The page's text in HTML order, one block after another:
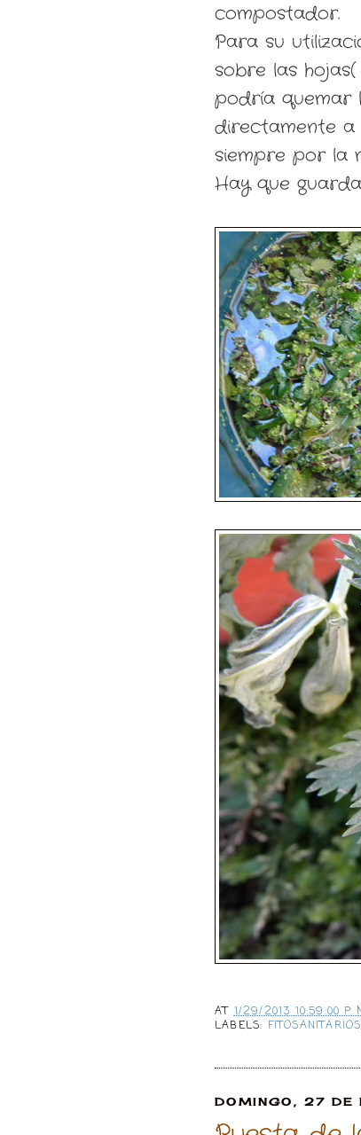
compostador.
Para su
sobre las
podría quemar
directamente a
siempre por la
Hay que
AT1/29/2013 10:59:00 P.
LABELS: FITOSANITARIOS
DOMINGO, 27 DE